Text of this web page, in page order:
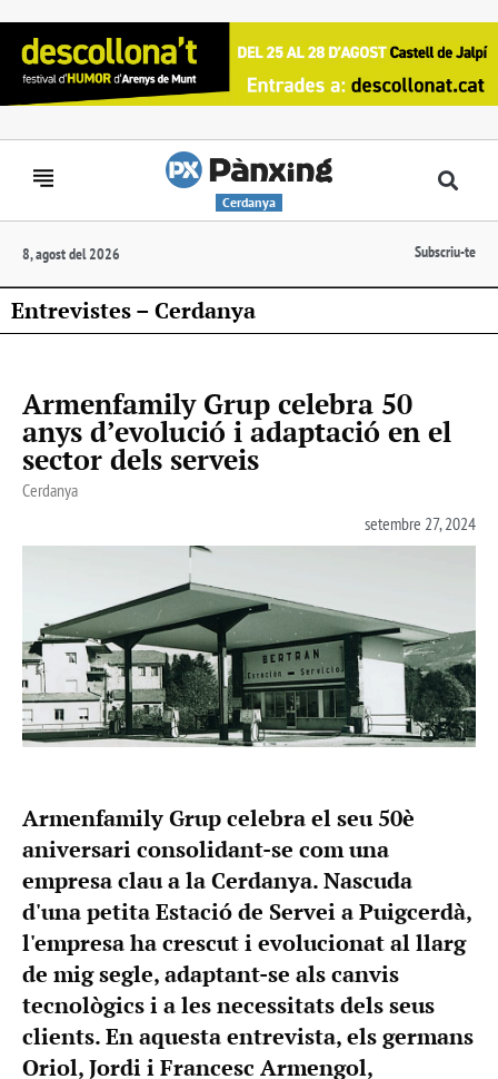
Cerdanya
8, agost del 2026 Subscriu-te
Entrevistes – Cerdanya
Armenfamily Grup celebra 50
anys d’evolució i adaptació en el
sector dels serveis
Cerdanya
setembre 27, 2024
Armenfamily Grup celebra el seu 50è
aniversari consolidant-se com una
empresa clau a la Cerdanya. Nascuda
d'una petita Estació de Servei a Puigcerdà,
l'empresa ha crescut i evolucionat al llarg
de mig segle, adaptant-se als canvis
tecnològics i a les necessitats dels seus
clients. En aquesta entrevista, els germans
Oriol, Jordi i Francesc Armengol,